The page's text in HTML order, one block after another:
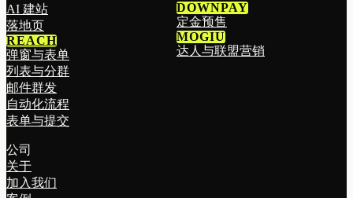
AI 建站
落地页
REACH
弹窗与表单
列表与分群
邮件群发
自动化流程
表单与提交
DOWNPAY
定金预售
MOGIU
达人与联盟营销
公司
关于
加入我们